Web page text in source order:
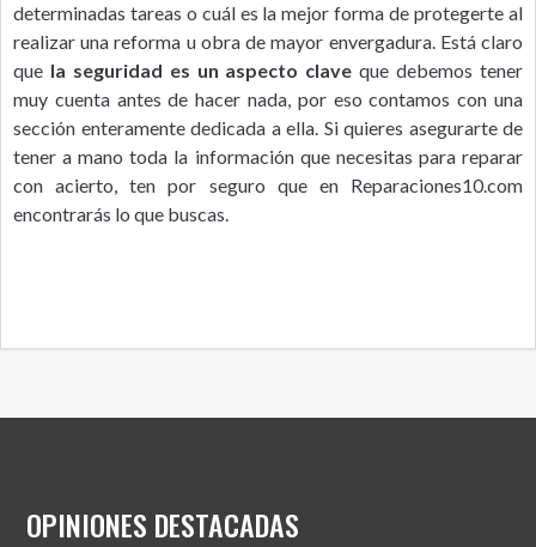
determinadas tareas o cuál es la mejor forma de protegerte al
realizar una reforma u obra de mayor envergadura. Está claro
que la seguridad es un aspecto clave que debemos tener
muy cuenta antes de hacer nada, por eso contamos con una
sección enteramente dedicada a ella. Si quieres asegurarte de
tener a mano toda la información que necesitas para reparar
con acierto, ten por seguro que en Reparaciones10.com
encontrarás lo que buscas.
OPINIONES DESTACADAS